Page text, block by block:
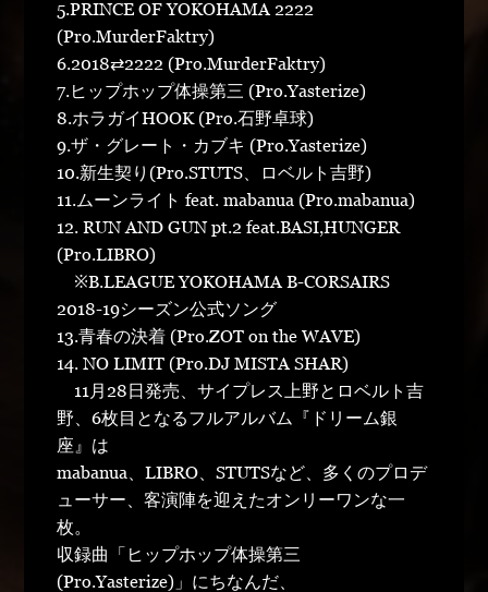
5.PRINCE OF YOKOHAMA 2222
(Pro.MurderFaktry)
6.2018⇄2222 (Pro.MurderFaktry)
7.ヒップホップ体操第三 (Pro.Yasterize)
8.ホラガイHOOK (Pro.石野卓球)
9.ザ・グレート・カブキ (Pro.Yasterize)
10.新生契り(Pro.STUTS、ロベルト吉野)
11.ムーンライト feat. mabanua (Pro.mabanua)
12. RUN AND GUN pt.2 feat.BASI,HUNGER
(Pro.LIBRO)
※B.LEAGUE YOKOHAMA B-CORSAIRS
2018-19シーズン公式ソング
13.青春の決着 (Pro.ZOT on the WAVE)
14. NO LIMIT (Pro.DJ MISTA SHAR)
11月28日発売、サイプレス上野とロベルト吉
野、6枚目となるフルアルバム『ドリーム銀
座』は
mabanua、LIBRO、STUTSなど、多くのプロデ
ューサー、客演陣を迎えたオンリーワンな一
枚。
収録曲「ヒップホップ体操第三
(Pro.Yasterize)」にちなんだ、